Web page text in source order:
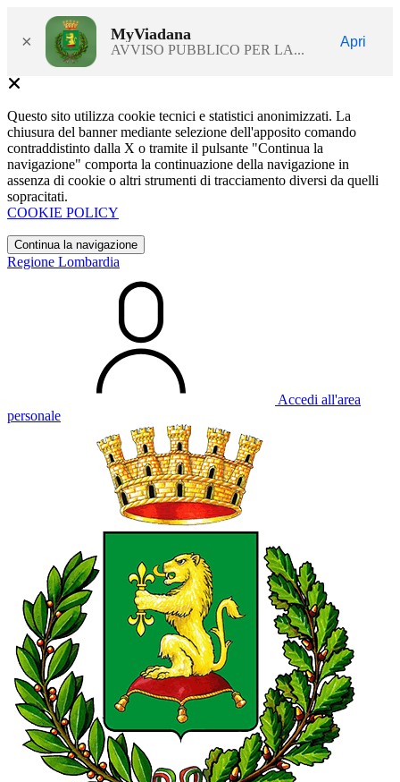
× MyViadana
AVVISO PUBBLICO PER LA...
Apri
Questo sito utilizza cookie tecnici e statistici anonimizzati. La
chiusura del banner mediante selezione dell'apposito comando
contraddistinto dalla X o tramite il pulsante "Continua la
navigazione" comporta la continuazione della navigazione in
assenza di cookie o altri strumenti di tracciamento diversi da quelli
sopracitati.
COOKIE POLICY
Continua la navigazione
Regione Lombardia
Accedi all'area
personale